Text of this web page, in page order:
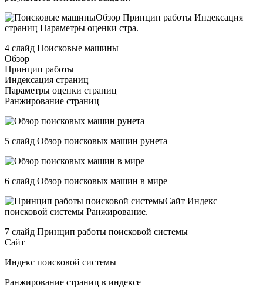
4 слайд Поисковые машины
Обзор
Принцип работы
Индексация страниц
Параметры оценки страниц
Ранжирование страниц
5 слайд Обзор поисковых машин рунета
6 слайд Обзор поисковых машин в мире
7 слайд Принцип работы поисковой системы
Сайт
Индекс поисковой системы
Ранжирование страниц в индексе